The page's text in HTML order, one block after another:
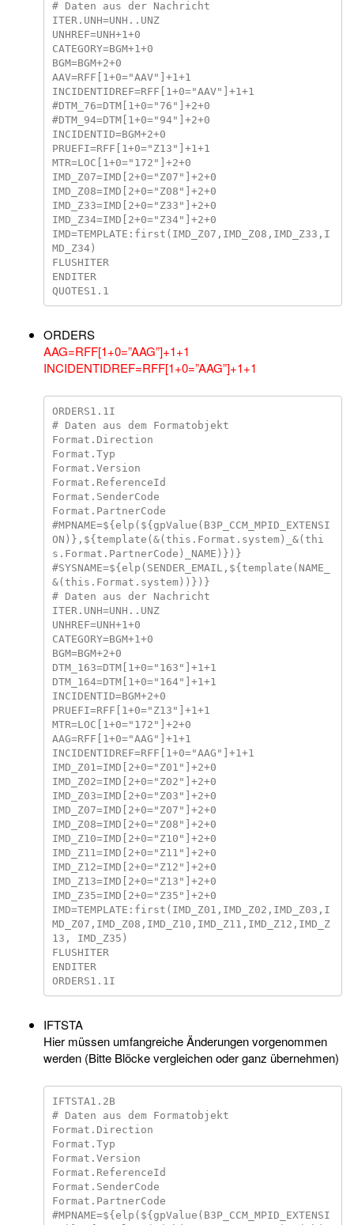
# Daten aus der Nachricht
ITER.UNH=UNH..UNZ
UNHREF=UNH+1+0
CATEGORY=BGM+1+0
BGM=BGM+2+0
AAV=RFF[1+0="AAV"]+1+1
INCIDENTIDREF=RFF[1+0="AAV"]+1+1
#DTM_76=DTM[1+0="76"]+2+0
#DTM_94=DTM[1+0="94"]+2+0
INCIDENTID=BGM+2+0
PRUEFI=RFF[1+0="Z13"]+1+1
MTR=LOC[1+0="172"]+2+0
IMD_Z07=IMD[2+0="Z07"]+2+0
IMD_Z08=IMD[2+0="Z08"]+2+0
IMD_Z33=IMD[2+0="Z33"]+2+0
IMD_Z34=IMD[2+0="Z34"]+2+0
IMD=TEMPLATE:first(IMD_Z07,IMD_Z08,IMD_Z33,I
MD_Z34)
FLUSHITER
ENDITER
ORDERS
AAG=RFF[1+0=”AAG”]+1+1
INCIDENTIDREF=RFF[1+0=”AAG”]+1+1
ORDERS1.1I
# Daten aus dem Formatobjekt
Format.Direction
Format.Typ
Format.Version
Format.ReferenceId
Format.SenderCode
Format.PartnerCode
#MPNAME=${elp(${gpValue(B3P_CCM_MPID_EXTENSI
ON)},${template(&(this.Format.system)_&(thi
s.Format.PartnerCode)_NAME)})}
#SYSNAME=${elp(SENDER_EMAIL,${template(NAME_
&(this.Format.system))})}
# Daten aus der Nachricht
ITER.UNH=UNH..UNZ
UNHREF=UNH+1+0
CATEGORY=BGM+1+0
BGM=BGM+2+0
DTM_163=DTM[1+0="163"]+1+1
DTM_164=DTM[1+0="164"]+1+1
INCIDENTID=BGM+2+0
PRUEFI=RFF[1+0="Z13"]+1+1
MTR=LOC[1+0="172"]+2+0
AAG=RFF[1+0="AAG"]+1+1
INCIDENTIDREF=RFF[1+0="AAG"]+1+1
IMD_Z01=IMD[2+0="Z01"]+2+0
IMD_Z02=IMD[2+0="Z02"]+2+0
IMD_Z03=IMD[2+0="Z03"]+2+0
IMD_Z07=IMD[2+0="Z07"]+2+0
IMD_Z08=IMD[2+0="Z08"]+2+0
IMD_Z10=IMD[2+0="Z10"]+2+0
IMD_Z11=IMD[2+0="Z11"]+2+0
IMD_Z12=IMD[2+0="Z12"]+2+0
IMD_Z13=IMD[2+0="Z13"]+2+0
IMD_Z35=IMD[2+0="Z35"]+2+0
IMD=TEMPLATE:first(IMD_Z01,IMD_Z02,IMD_Z03,I
MD_Z07,IMD_Z08,IMD_Z10,IMD_Z11,IMD_Z12,IMD_Z
13, IMD_Z35)
FLUSHITER
ENDITER
IFTSTA
Hier müssen umfangreiche Änderungen vorgenommen
werden (Bitte Blöcke vergleichen oder ganz übernehmen)
IFTSTA1.2B
# Daten aus dem Formatobjekt
Format.Direction
Format.Typ
Format.Version
Format.ReferenceId
Format.SenderCode
Format.PartnerCode
#MPNAME=${elp(${gpValue(B3P_CCM_MPID_EXTENSI